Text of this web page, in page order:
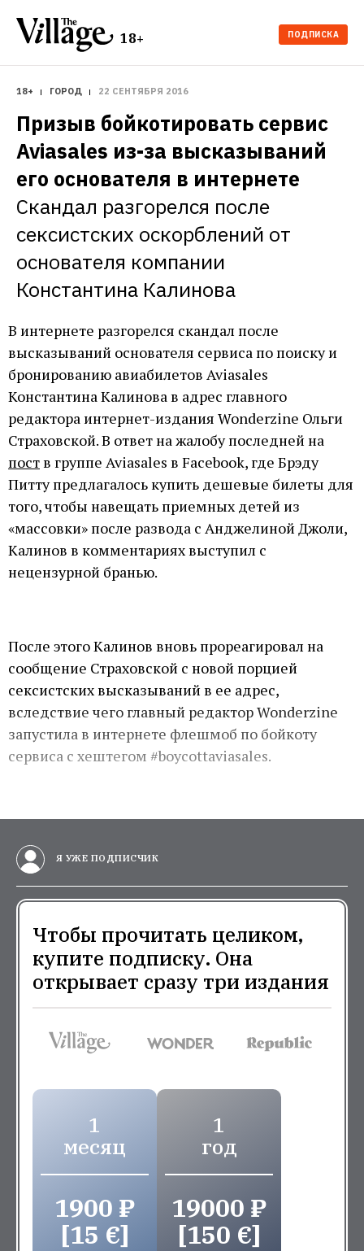
18+ ПОДПИСКА
18+ ГОРОД 22 СЕНТЯБРЯ 2016
Призыв бойкотировать сервис
Aviasales из-за высказываний
его основателя в интернете
Скандал разгорелся после
сексистских оскорблений от
основателя компании
Константина Калинова
В интернете разгорелся скандал после
высказываний основателя сервиса по поиску и
бронированию авиабилетов Aviasales
Константина Калинова в адрес главного
редактора интернет-издания Wonderzine Ольги
Страховской. В ответ на жалобу последней на
поств группе Aviasales в Facebook, где Брэду
Питту предлагалось купить дешевые билеты для
того, чтобы навещать приемных детей из
«массовки» после развода с Анджелиной Джоли,
Калинов в комментариях выступил с
нецензурной бранью.
После этого Калинов вновь прореагировал на
сообщение Страховской с новой порцией
сексистских высказываний в ее адрес,
вследствие чего главный редактор Wonderzine
запустила в интернете флешмоб по бойкоту
сервиса с хештегом #boycottaviasales.
Я УЖЕ ПОДПИСЧИК
Чтобы прочитать целиком,
купите подписку. Она
открывает сразу три издания
1
месяц
1900 ₽
[15 €]
1
год
19000 ₽
[150 €]